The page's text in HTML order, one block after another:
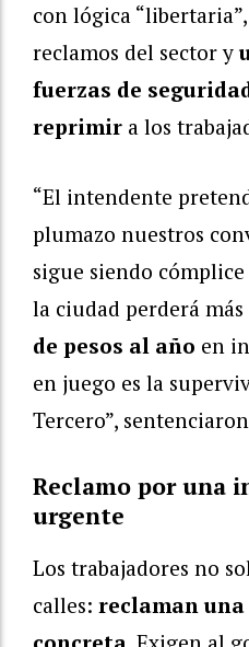
con lógica
reclamos del sector y
fuerzas de
reprimir a los
“El intendente
plumazo nuestros
sigue siendo
la ciudad perderá más
de pesos al año en
en juego es la
Tercero”,
Reclamo por una
urgente
Los trabajadores no
calles: reclaman